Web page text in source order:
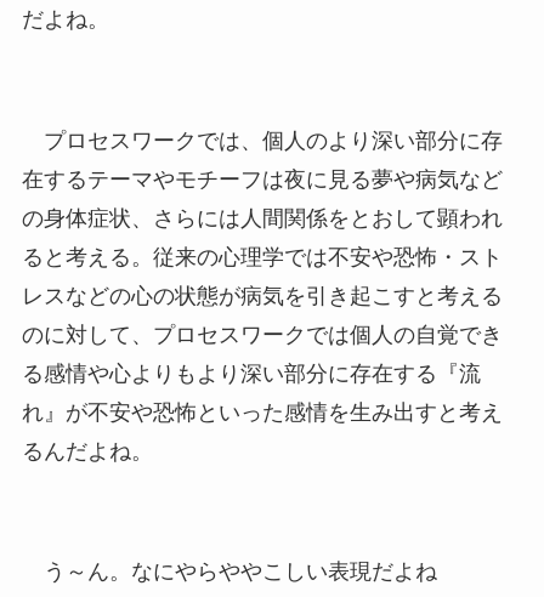
だよね。
プロセスワークでは、個人のより深い部分に存
在するテーマやモチーフは夜に見る夢や病気など
の身体症状、さらには人間関係をとおして顕われ
ると考える。従来の心理学では不安や恐怖・スト
レスなどの心の状態が病気を引き起こすと考える
のに対して、プロセスワークでは個人の自覚でき
る感情や心よりもより深い部分に存在する『流
れ』が不安や恐怖といった感情を生み出すと考え
るんだよね。
う～ん。なにやらややこしい表現だよね